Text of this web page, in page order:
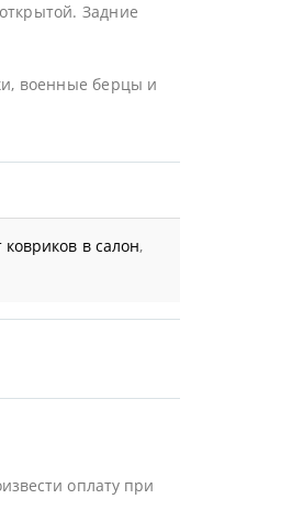
Задние
военные берцы и
ковриков в салон,
оплату при